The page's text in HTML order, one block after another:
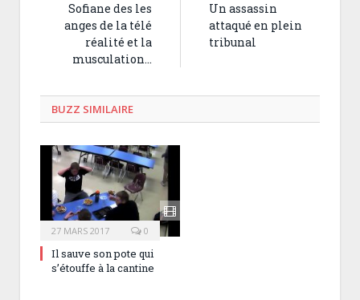
Sofiane des les
anges de la télé
réalité et la
musculation…
Un assassin
attaqué en plein
tribunal
BUZZ SIMILAIRE
27 MARS 2017 0
Il sauve son pote qui
s’étouffe à la cantine